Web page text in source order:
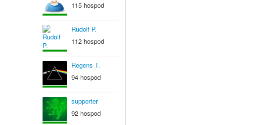
115 hospod
Rudolf P.
112 hospod
Regens T.
94 hospod
supporter
92 hospod